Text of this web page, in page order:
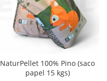
NaturPellet 100% Pino (saco
papel 15 kgs)